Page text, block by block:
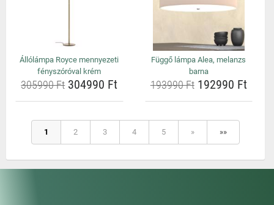
Állólámpa Royce mennyezeti
fényszóróval krém
305990 Ft304990 Ft
Függő lámpa Alea, melanzs
barna
193990 Ft192990 Ft
1 2 3 4 5 » »»